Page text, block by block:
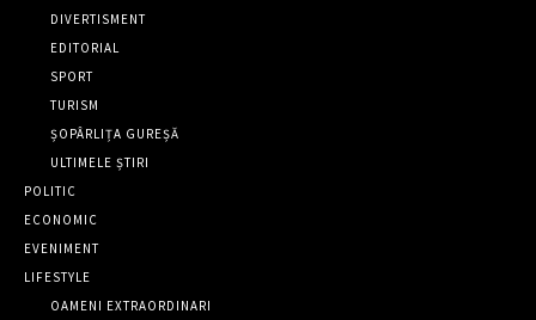
DIVERTISMENT
EDITORIAL
SPORT
TURISM
ȘOPÂRLIȚA GUREȘĂ
ULTIMELE ȘTIRI
POLITIC
ECONOMIC
EVENIMENT
LIFESTYLE
OAMENI EXTRAORDINARI